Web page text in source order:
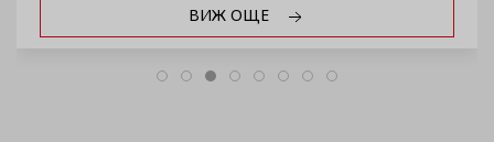
ВИЖ ОЩЕ